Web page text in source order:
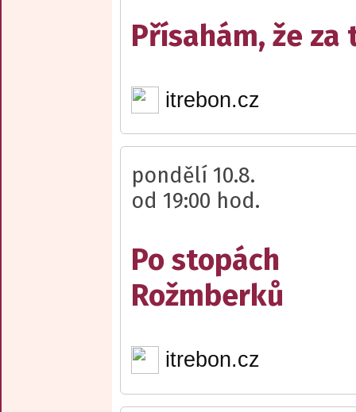
Přísahám, že za
itrebon.cz
pondělí 10.8.
od 19:00 hod.
Po stopách
Rožmberků
itrebon.cz